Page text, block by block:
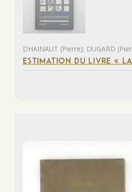
DHAINAUT (Pierre); DUGARD
ESTIMATION DU LIVRE «